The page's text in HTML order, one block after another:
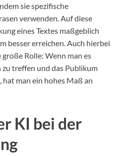
sie spezifische
verwenden. Auf diese
eines Textes maßgeblich
besser erreichen. Auch hierbei
Rolle: Wenn man es
treffen und das Publikum
man ein hohes Maß an
KI bei der